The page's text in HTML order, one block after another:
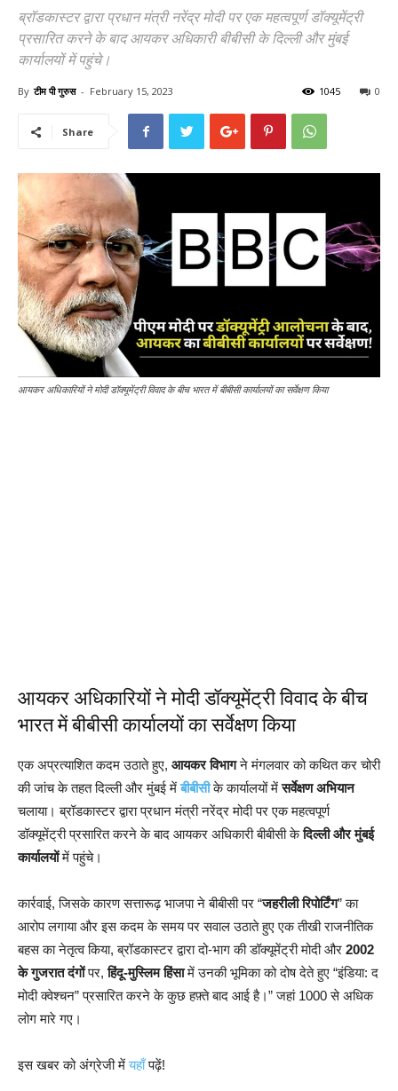
ब्रॉडकास्टर द्वारा प्रधान मंत्री नरेंद्र मोदी पर एक महत्वपूर्ण डॉक्यूमेंट्री
प्रसारित करने के बाद आयकर अधिकारी बीबीसी के दिल्ली और मुंबई
कार्यालयों में पहुंचे।
By टीम पी गुरुस - February 15, 2023 0
1045
Share
आयकर अधिकारियों ने मोदी डॉक्यूमेंट्री विवाद के बीच भारत में बीबीसी कार्यालयों का सर्वेक्षण किया
आयकर अधिकारियों ने मोदी डॉक्यूमेंट्री विवाद के बीच
भारत में बीबीसी कार्यालयों का सर्वेक्षण किया
एक अप्रत्याशित कदम उठाते हुए, आयकर विभागने मंगलवार को कथित कर चोरी
की जांच के तहत दिल्ली और मुंबई मेंबीबीसीके कार्यालयों मेंसर्वेक्षण अभियान
चलाया। ब्रॉडकास्टर द्वारा प्रधान मंत्री नरेंद्र मोदी पर एक महत्वपूर्ण
डॉक्यूमेंट्री प्रसारित करने के बाद आयकर अधिकारी बीबीसी केदिल्ली और मुंबई
कार्यालयोंमें पहुंचे।
कार्रवाई, जिसके कारण सत्तारूढ़ भाजपा ने बीबीसी पर “जहरीली रिपोर्टिंग” का
आरोप लगाया और इस कदम के समय पर सवाल उठाते हुए एक तीखी राजनीतिक
बहस का नेतृत्व किया, ब्रॉडकास्टर द्वारा दो-भाग की डॉक्यूमेंट्री मोदी और 2002
के गुजरात दंगोंपर,हिंदू-मुस्लिम हिंसामें उनकी भूमिका को दोष देते हुए “इंडिया: द
मोदी क्वेश्चन” प्रसारित करने के कुछ हफ़्ते बाद आई है।” जहां 1000 से अधिक
लोग मारे गए।
इस खबर को अंग्रेजी मेंयहाँपढ़ें!